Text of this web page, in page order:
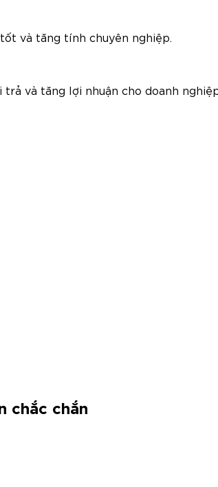
và tăng tính chuyên nghiệp.
và tăng lợi nhuận cho doanh
chắc chắn